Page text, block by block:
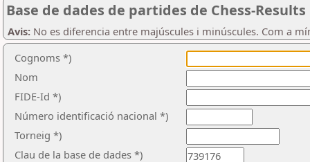
Base de dades de partides de Chess-Results
Avis: No es diferencia entre majúscules i minúscules. Com a
Cognoms *)
Nom
FIDE-Id *)
Número identificació nacional *)
Torneig *)
Clau de la base de dades *)